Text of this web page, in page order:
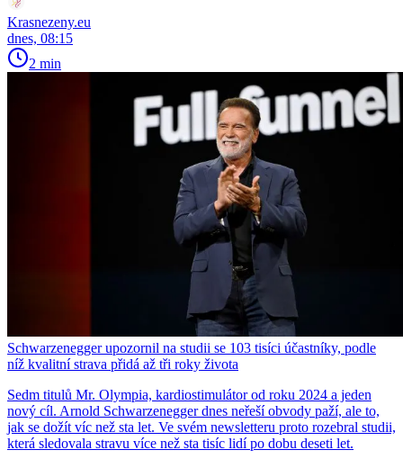
Krasnezeny.eu
dnes, 08:15
2 min
Schwarzenegger upozornil na studii se 103 tisíci účastníky, podle
níž kvalitní strava přidá až tři roky života
Sedm titulů Mr. Olympia, kardiostimulátor od roku 2024 a jeden
nový cíl. Arnold Schwarzenegger dnes neřeší obvody paží, ale to,
jak se dožít víc než sta let. Ve svém newsletteru proto rozebral studii,
která sledovala stravu více než sta tisíc lidí po dobu deseti let.